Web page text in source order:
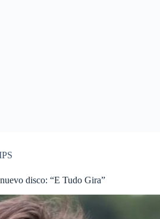
disco: “E Tudo Gira”